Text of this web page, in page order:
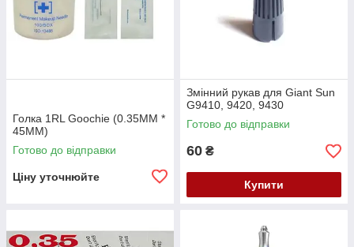
Голка 1RL Goochie (0.35MM *
45MM)
Готово до відправки
Ціну уточнюйте
Змінний рукав для Giant Sun
G9410, 9420, 9430
Готово до відправки
60 ₴
Купити